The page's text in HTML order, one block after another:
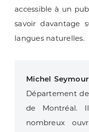
accessible à un
savoir davantage
langues naturelles.
Michel Seymour
Département
de Montréal.
nombreux